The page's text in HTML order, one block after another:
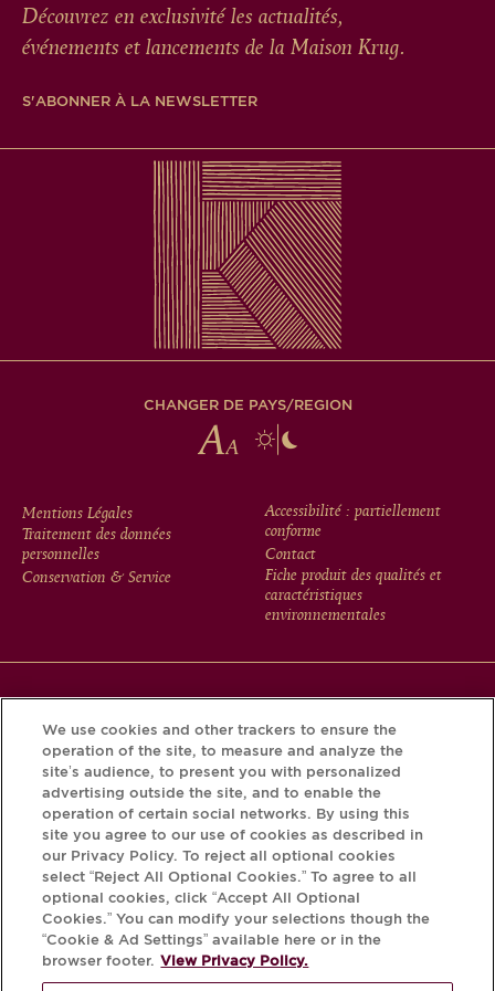
Découvrez en exclusivité les actualités,
événements et lancements de la Maison Krug.
S'ABONNER À LA NEWSLETTER
CHANGER DE PAYS/REGION
FOOTER
MENU
Mentions Légales
Traitement des données
personnelles
Conservation & Service
Accessibilité : partiellement
conforme
Contact
Fiche produit des qualités et
caractéristiques
environnementales
votre bouteille grâce au Krug iD.
L'ABUS D'ALCOOL EST DANGEREUX
We use cookies and other trackers to ensure the
operation of the site, to measure and analyze the
site’s audience, to present you with personalized
advertising outside the site, and to enable the
operation of certain social networks. By using this
site you agree to our use of cookies as described in
our Privacy Policy. To reject all optional cookies
select “Reject All Optional Cookies.” To agree to all
optional cookies, click “Accept All Optional
Cookies.” You can modify your selections though the
“Cookie & Ad Settings” available here or in the
browser footer. View Privacy Policy.